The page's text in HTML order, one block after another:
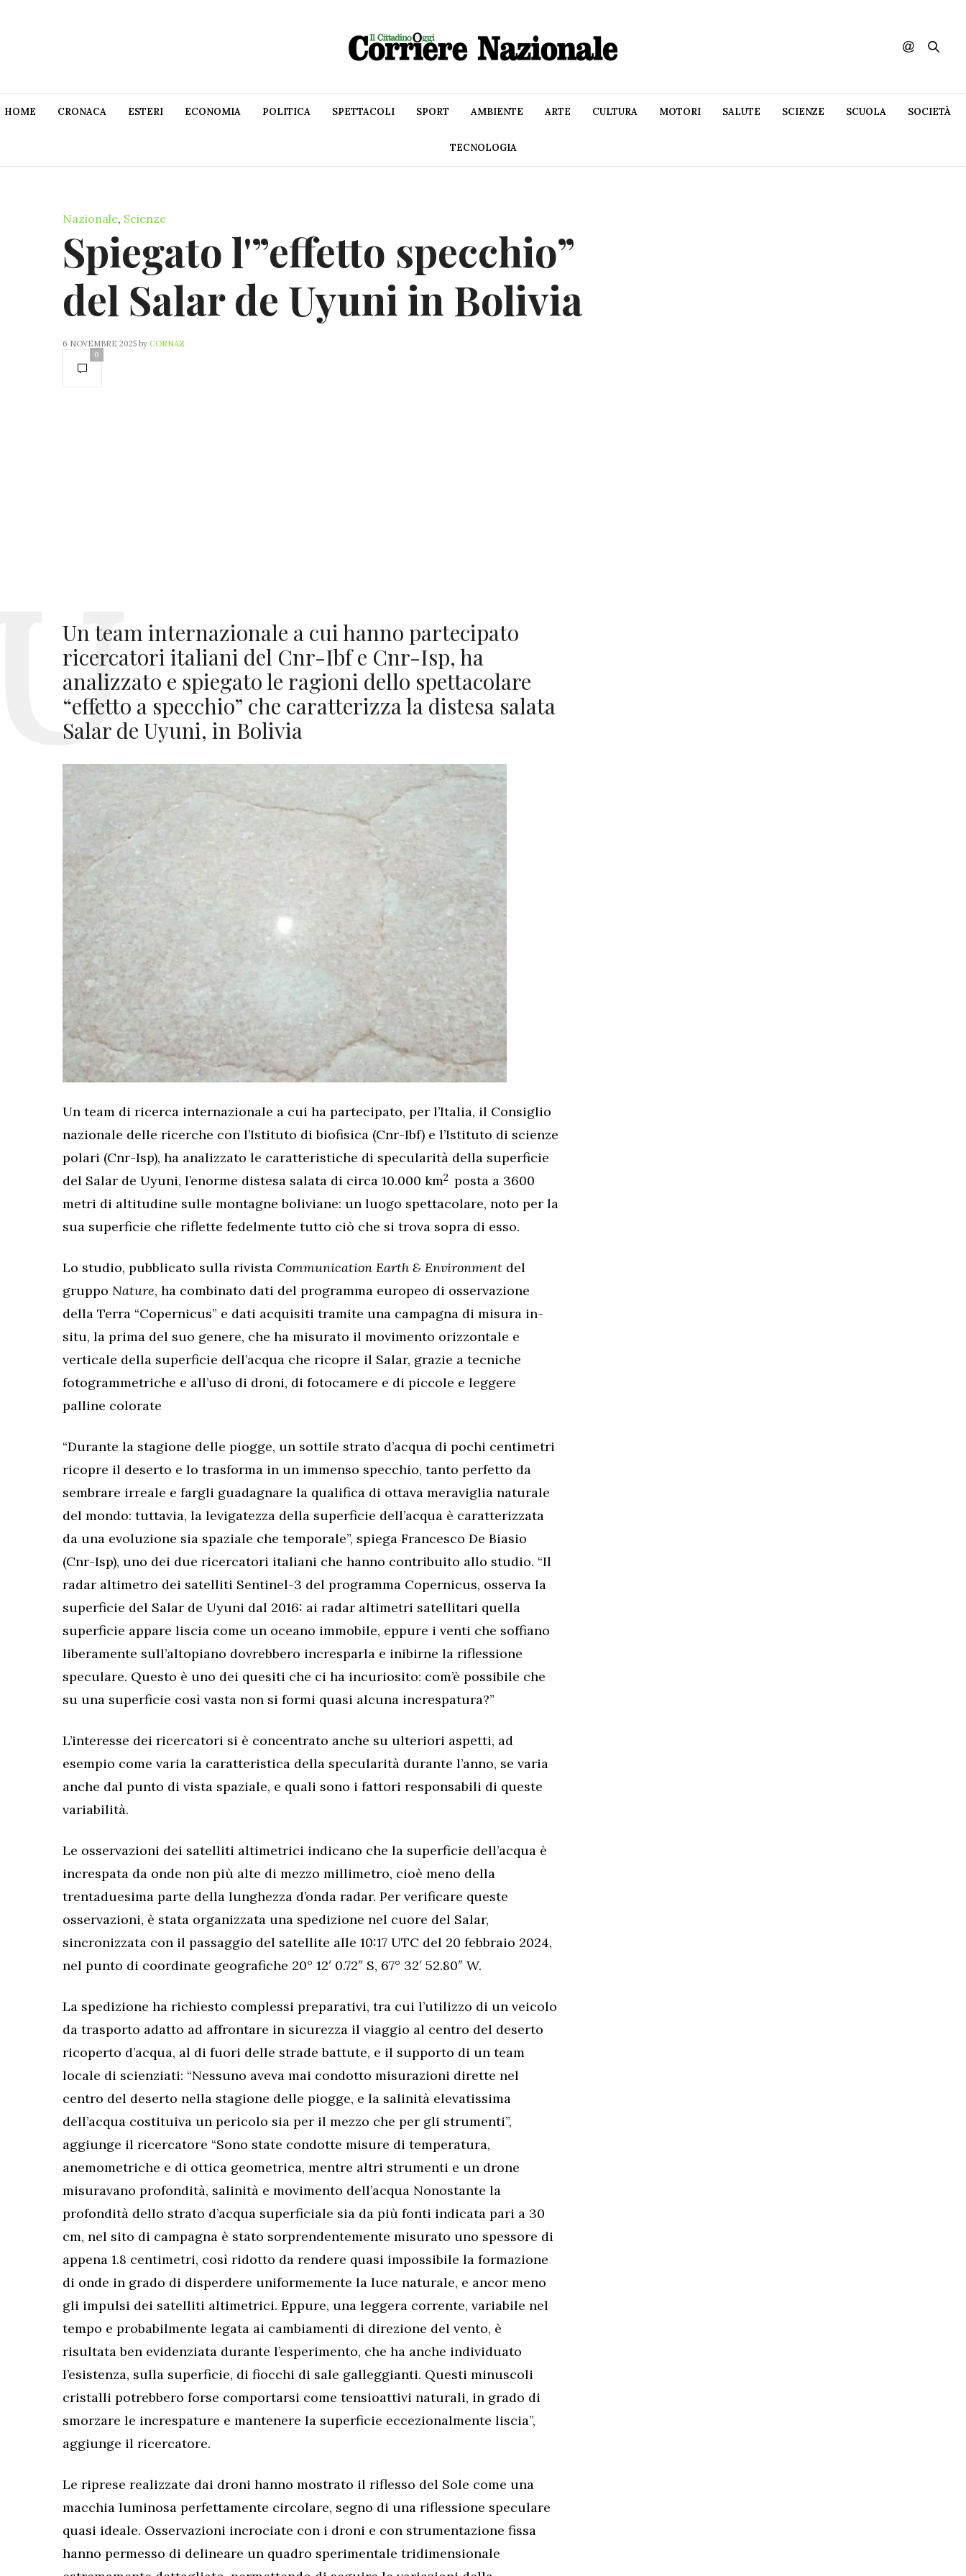
HOME CRONACA ESTERI ECONOMIA POLITICA SPETTACOLI SPORT AMBIENTE ARTE CULTURA MOTORI SALUTE SCIENZE SCUOLA SOCIETÀ
TECNOLOGIA
Nazionale, Scienze
Spiegato l'”effetto specchio”
del Salar de Uyuni in Bolivia
6 NOVEMBRE 2025 by CORNAZ
0
Un team internazionale a cui hanno partecipato
ricercatori italiani del Cnr-Ibf e Cnr-Isp, ha
analizzato e spiegato le ragioni dello spettacolare
“effetto a specchio” che caratterizza la distesa salata
Salar de Uyuni, in Bolivia
Un team di ricerca internazionale a cui ha partecipato, per l’Italia, il Consiglio
nazionale delle ricerche con l’Istituto di biofisica (Cnr-Ibf) e l’Istituto di scienze
polari (Cnr-Isp), ha analizzato le caratteristiche di specularità della superficie
del Salar de Uyuni, l’enorme distesa salata di circa 10.000 km2 posta a 3600
metri di altitudine sulle montagne boliviane: un luogo spettacolare, noto per la
sua superficie che riflette fedelmente tutto ciò che si trova sopra di esso.
Lo studio, pubblicato sulla rivista Communication Earth & Environment del
gruppo Nature, ha combinato dati del programma europeo di osservazione
della Terra “Copernicus” e dati acquisiti tramite una campagna di misura in-
situ, la prima del suo genere, che ha misurato il movimento orizzontale e
verticale della superficie dell’acqua che ricopre il Salar, grazie a tecniche
fotogrammetriche e all’uso di droni, di fotocamere e di piccole e leggere
palline colorate
“Durante la stagione delle piogge, un sottile strato d’acqua di pochi centimetri
ricopre il deserto e lo trasforma in un immenso specchio, tanto perfetto da
sembrare irreale e fargli guadagnare la qualifica di ottava meraviglia naturale
del mondo: tuttavia, la levigatezza della superficie dell’acqua è caratterizzata
da una evoluzione sia spaziale che temporale”, spiega Francesco De Biasio
(Cnr-Isp), uno dei due ricercatori italiani che hanno contribuito allo studio. “Il
radar altimetro dei satelliti Sentinel-3 del programma Copernicus, osserva la
superficie del Salar de Uyuni dal 2016: ai radar altimetri satellitari quella
superficie appare liscia come un oceano immobile, eppure i venti che soffiano
liberamente sull’altopiano dovrebbero incresparla e inibirne la riflessione
speculare. Questo è uno dei quesiti che ci ha incuriosito: com’è possibile che
su una superficie così vasta non si formi quasi alcuna increspatura?”
L’interesse dei ricercatori si è concentrato anche su ulteriori aspetti, ad
esempio come varia la caratteristica della specularità durante l’anno, se varia
anche dal punto di vista spaziale, e quali sono i fattori responsabili di queste
variabilità.
Le osservazioni dei satelliti altimetrici indicano che la superficie dell’acqua è
increspata da onde non più alte di mezzo millimetro, cioè meno della
trentaduesima parte della lunghezza d’onda radar. Per verificare queste
osservazioni, è stata organizzata una spedizione nel cuore del Salar,
sincronizzata con il passaggio del satellite alle 10:17 UTC del 20 febbraio 2024,
nel punto di coordinate geografiche 20° 12′ 0.72″ S, 67° 32′ 52.80″ W.
La spedizione ha richiesto complessi preparativi, tra cui l’utilizzo di un veicolo
da trasporto adatto ad affrontare in sicurezza il viaggio al centro del deserto
ricoperto d’acqua, al di fuori delle strade battute, e il supporto di un team
locale di scienziati: “Nessuno aveva mai condotto misurazioni dirette nel
centro del deserto nella stagione delle piogge, e la salinità elevatissima
dell’acqua costituiva un pericolo sia per il mezzo che per gli strumenti”,
aggiunge il ricercatore “Sono state condotte misure di temperatura,
anemometriche e di ottica geometrica, mentre altri strumenti e un drone
misuravano profondità, salinità e movimento dell’acqua Nonostante la
profondità dello strato d’acqua superficiale sia da più fonti indicata pari a 30
cm, nel sito di campagna è stato sorprendentemente misurato uno spessore di
appena 1.8 centimetri, così ridotto da rendere quasi impossibile la formazione
di onde in grado di disperdere uniformemente la luce naturale, e ancor meno
gli impulsi dei satelliti altimetrici. Eppure, una leggera corrente, variabile nel
tempo e probabilmente legata ai cambiamenti di direzione del vento, è
risultata ben evidenziata durante l’esperimento, che ha anche individuato
l’esistenza, sulla superficie, di fiocchi di sale galleggianti. Questi minuscoli
cristalli potrebbero forse comportarsi come tensioattivi naturali, in grado di
smorzare le increspature e mantenere la superficie eccezionalmente liscia”,
aggiunge il ricercatore.
Le riprese realizzate dai droni hanno mostrato il riflesso del Sole come una
macchia luminosa perfettamente circolare, segno di una riflessione speculare
quasi ideale. Osservazioni incrociate con i droni e con strumentazione fissa
hanno permesso di delineare un quadro sperimentale tridimensionale